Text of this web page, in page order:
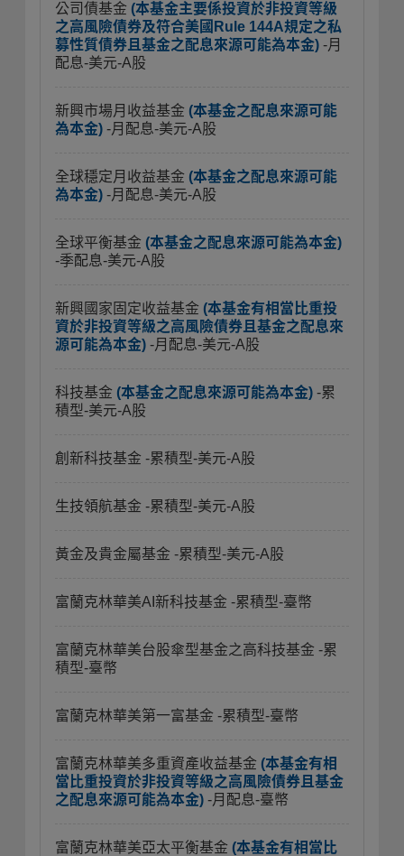
公司債基金 (本基金主要係投資於非投資等級
之高風險債券及符合美國Rule 144A規定之私
募性質債券且基金之配息來源可能為本金) -月
配息-美元-A股
新興市場月收益基金 (本基金之配息來源可能
為本金) -月配息-美元-A股
全球穩定月收益基金 (本基金之配息來源可能
為本金) -月配息-美元-A股
全球平衡基金 (本基金之配息來源可能為本金)
-季配息-美元-A股
新興國家固定收益基金 (本基金有相當比重投
資於非投資等級之高風險債券且基金之配息來
源可能為本金) -月配息-美元-A股
科技基金 (本基金之配息來源可能為本金) -累
積型-美元-A股
創新科技基金 -累積型-美元-A股
生技領航基金 -累積型-美元-A股
黃金及貴金屬基金 -累積型-美元-A股
富蘭克林華美AI新科技基金 -累積型-臺幣
富蘭克林華美台股傘型基金之高科技基金 -累
積型-臺幣
富蘭克林華美第一富基金 -累積型-臺幣
富蘭克林華美多重資產收益基金 (本基金有相
當比重投資於非投資等級之高風險債券且基金
之配息來源可能為本金) -月配息-臺幣
富蘭克林華美亞太平衡基金 (本基金有相當比